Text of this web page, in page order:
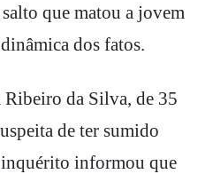
que matou a jovem
dos fatos.
da Silva, de 35
de ter sumido
inquérito informou que